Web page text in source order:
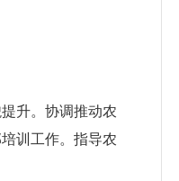
升。协调推动农
训工作。指导农